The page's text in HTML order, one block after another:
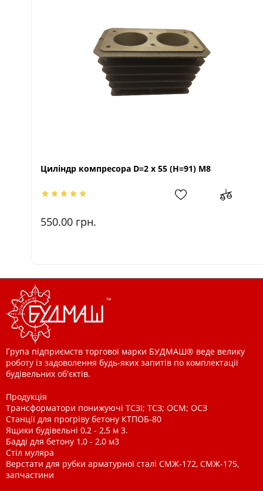
Циліндр компресора D=2 x 55 (H=91) M8
550.00 грн.
Група підприємств торгової марки БУДМАШ® веде велику
роботу із задоволення будь-яких запитів по комплектації
будівельних об'єктів.
Продукція
Трансформатори понижуючі ТСЗІ; ТСЗ; ОСМ; ОСЗ
Станції для прогріву бетону КТПОБ-80
Ящики будівельні 0,2 - 2,5 м 3.
Бадді для бетону 1,0 - 2,0 м3
Стіл муляра
Верстати для рубки арматурної сталі СМЖ-172, СМЖ-175,
запчастини